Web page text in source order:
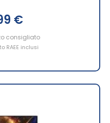
€
consigliato
RAEE inclusi